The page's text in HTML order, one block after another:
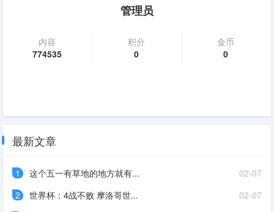
管理员
内容
774535
积分
0
金币
0
最新文章
02-07
1
这个五一有草地的地方就有...
02-07
2
世界杯：4战不败 摩洛哥世...